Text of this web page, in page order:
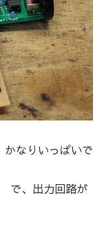
かなりいっぱいで
で、出力回路が